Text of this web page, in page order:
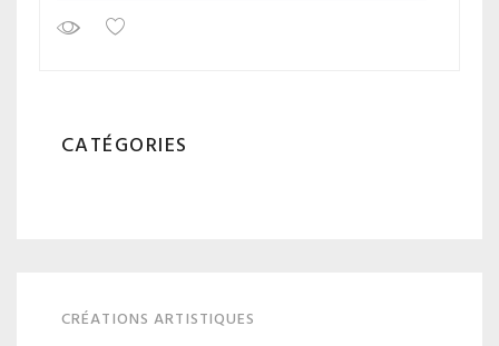
CATÉGORIES
CRÉATIONS ARTISTIQUES